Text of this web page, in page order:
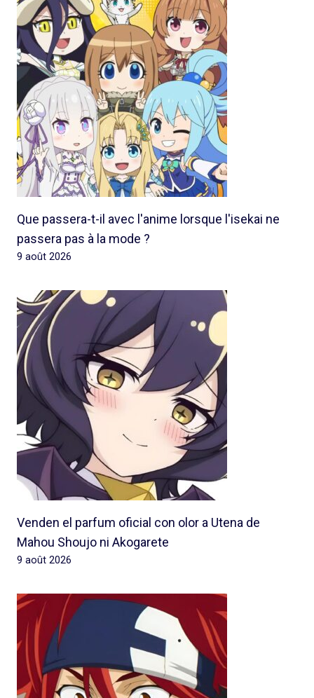
Que passera-t-il avec l'anime lorsque l'isekai ne
passera pas à la mode ?
9 août 2026
Venden el parfum oficial con olor a Utena de
Mahou Shoujo ni Akogarete
9 août 2026